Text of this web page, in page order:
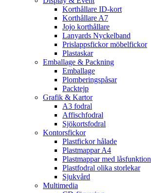
Korthållare ID-kort
Korthållare A7
Jojo korthållare
Lanyards Nyckelband
Prislappsfickor möbelfickor
Plastaskar
Emballage & Packning
Emballage
Plomberingspåsar
Packtejp
Grafik & Kartor
A3 fodral
Affischfodral
Sjökortsfodral
Kontorsfickor
Plastfickor hålade
Plastmappar A4
Plastmappar med låsfunktion
Plastfodral olika storlekar
Sjukvård
Multimedia